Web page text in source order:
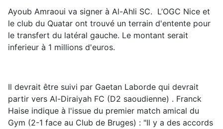
Ayoub Amraoui va signer à Al-Ahli SC. L’OGC Nice et
le club du Quatar ont trouvé un terrain d'entente pour
le transfert du latéral gauche. Le montant serait
inferieur à 1 millions d'euros.
Il devrait être suivi par Gaetan Laborde qui devrait
partir vers Al-Diraiyah FC (D2 saoudienne) . Franck
Haise indique à l'issue du premier match amical du
Gym (2-1 face au Club de Bruges) : "Il y a des accords